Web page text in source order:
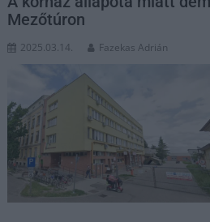
Mezőtúron
2025.03.14. Fazekas Adrián